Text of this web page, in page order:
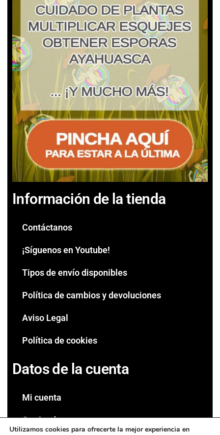
Información de la tienda
Contáctanos
¡Síguenos en Youtube!
Tipos de envío disponibles
Política de cambios y devoluciones
Aviso Legal
Política de cookies
Datos de la cuenta
Mi cuenta
Carrito de compra
Utilizamos cookies para ofrecerte la mejor experiencia en